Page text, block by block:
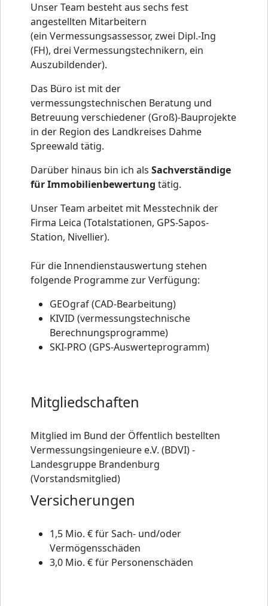
Unser Team besteht aus sechs fest
angestellten Mitarbeitern
(ein Vermessungsassessor, zwei Dipl.-Ing
(FH), drei Vermessungstechnikern, ein
Auszubildender).
Das Büro ist mit der
vermessungstechnischen Beratung und
Betreuung verschiedener (Groß)-Bauprojekte
in der Region des Landkreises Dahme
Spreewald tätig.
Darüber hinaus bin ich als Sachverständige
für Immobilienbewertung tätig.
Unser Team arbeitet mit Messtechnik der
Firma Leica (Totalstationen, GPS-Sapos-
Station, Nivellier).
Für die Innendienstauswertung stehen
folgende Programme zur Verfügung:
GEOgraf (CAD-Bearbeitung)
KIVID (vermessungstechnische
Berechnungsprogramme)
SKI-PRO (GPS-Auswerteprogramm)
Mitgliedschaften
Mitglied im Bund der Öffentlich bestellten
Vermessungsingenieure e.V. (BDVI) -
Landesgruppe Brandenburg
(Vorstandsmitglied)
Versicherungen
1,5 Mio. € für Sach- und/oder
Vermögensschäden
3,0 Mio. € für Personenschäden